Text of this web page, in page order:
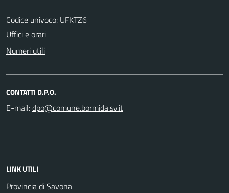
Codice univoco: UFKTZ6
Uffici e orari
Numeri utili
CONTATTI D.P.O.
E-mail:
LINK UTILI
Provincia di Savona